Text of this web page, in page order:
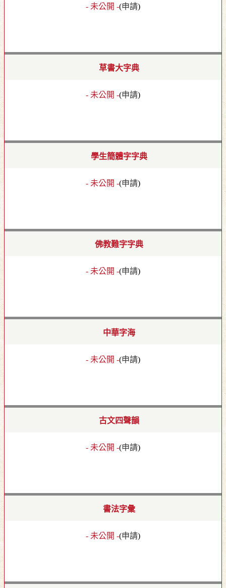
- 未公開 -(申請)
草書大字典
- 未公開 -(申請)
學生簡體字字典
- 未公開 -(申請)
佛教難字字典
- 未公開 -(申請)
中華字海
- 未公開 -(申請)
古文四聲韻
- 未公開 -(申請)
書法字彙
- 未公開 -(申請)